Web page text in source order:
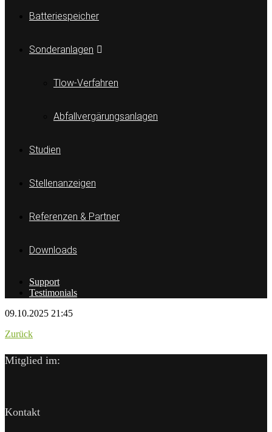
Batteriespeicher
Sonderanlagen
Tlow-Verfahren
Abfallvergärungsanlagen
Studien
Stellenanzeigen
Referenzen & Partner
Downloads
Support
Testimonials
09.10.2025 21:45
Zurück
Mitglied im:
Kontakt